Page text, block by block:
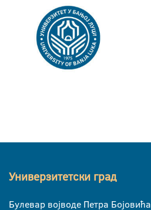
Универзитетски град
Булевар војводе Петра Бојовића